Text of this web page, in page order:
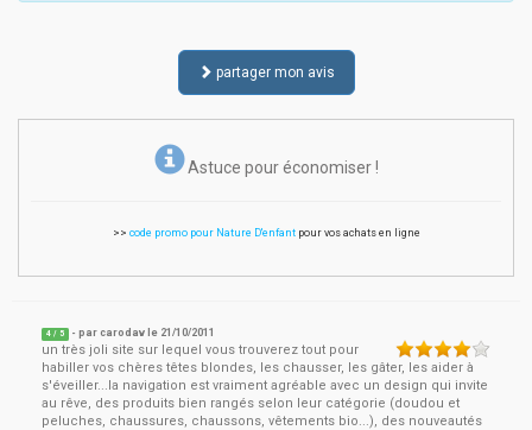
partager mon avis
Astuce pour économiser !
>> code promo pour Nature D'enfantpour vos achats en ligne
4 / 5 - parcarodav le 21/10/2011
un très joli site sur lequel vous trouverez tout pour
habiller vos chères têtes blondes, les chausser, les gâter, les aider à
s'éveiller...la navigation est vraiment agréable avec un design qui invite
au rêve, des produits bien rangés selon leur catégorie (doudou et
peluches, chaussures, chaussons, vêtements bio...), des nouveautés